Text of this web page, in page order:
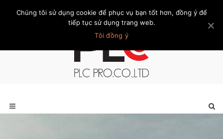
Trang chủ Giới thiệu Khách hàng Liên hệ Thành viên
Chúng tôi sử dụng cookie để phục vụ bạn tốt hơn, đồng ý để
tiếp tục sử dụng trang web.
Tôi đồng ý